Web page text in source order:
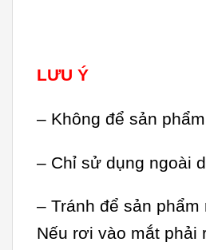
LƯU Ý
– Không để sản
– Chỉ sử dụng ngoài
– Tránh để sản phẩm
Nếu rơi vào mắt phải